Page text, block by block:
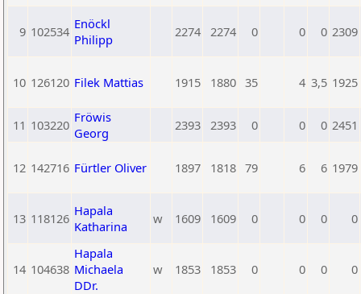
9 102534 Enöckl
Philipp
2274 2274 0 0 0 2309
10 126120 Filek Mattias 1915 1880 35 4 3,5 1925
11 103220 Fröwis
Georg
2393 2393 0 0 0 2451
12 142716 Fürtler Oliver 1897 1818 79 6 6 1979
13 118126 Hapala
Katharina
w 1609 1609 0 0 0 0
14 104638
Hapala
Michaela
DDr.
w 1853 1853 0 0 0 0